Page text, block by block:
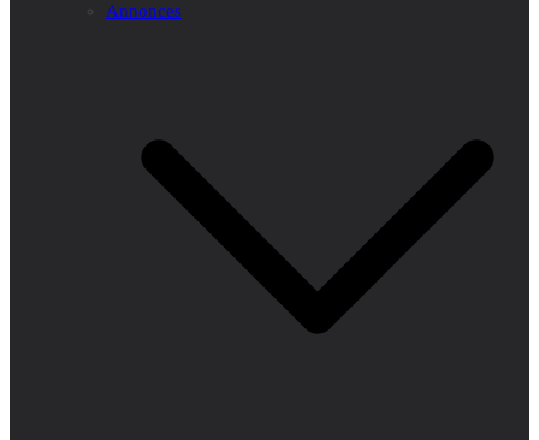
Annonces